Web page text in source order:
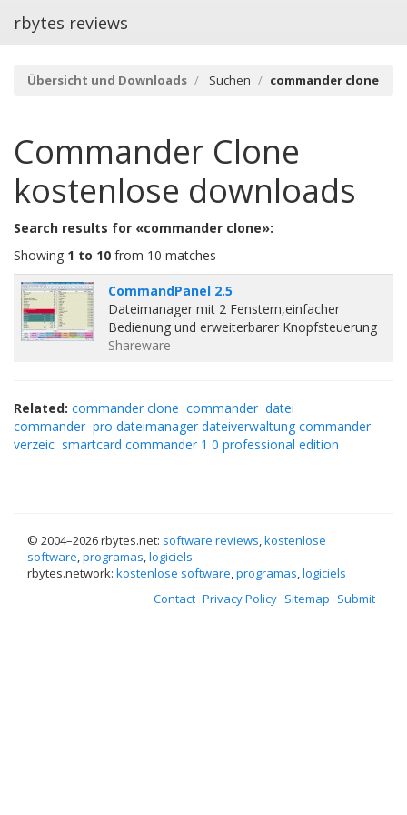
rbytes reviews
Übersicht und Downloads Suchen commander clone
Commander Clone
kostenlose downloads
Search results for «commander clone»:
Showing 1 to 10 from 10 matches
CommandPanel 2.5
Dateimanager mit 2 Fenstern,einfacher
Bedienung und erweiterbarer Knopfsteuerung
Shareware
Related: commander clone commander datei
commander pro dateimanager dateiverwaltung commander
verzeic smartcard commander 1 0 professional edition
© 2004–2026 rbytes.net: software reviews,kostenlose
software,programas,logiciels
rbytes.network: kostenlose software,programas,logiciels
Contact Privacy Policy Sitemap Submit